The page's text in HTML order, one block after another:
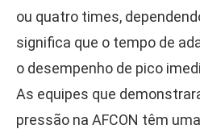
ou quatro times,
significa que o tempo de
o desempenho de pico
As equipes que
pressão na AFCON têm